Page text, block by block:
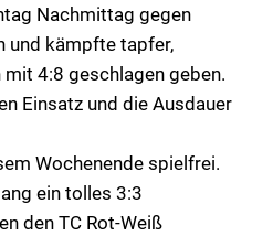
Nachmittag gegen
und kämpfte tapfer,
4:8 geschlagen geben.
Einsatz und die Ausdauer
Wochenende spielfrei.
ein tolles 3:3
den TC Rot-Weiß